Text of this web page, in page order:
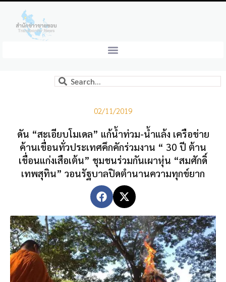
02/11/2019
ดัน “สะเอียบโมเดล” แก้น้ำท่วม-น้ำแล้ง เครือข่าย
ค้านเขื่อนทั่วประเทศคึกคักร่วมงาน “ 30 ปี ต้าน
เขื่อนแก่งเสือเต้น” ชุมชนร่วมกันเผาหุ่น “สมศักดิ์
เทพสุทิน” วอนรัฐบาลปิดตำนานความทุกข์ยาก